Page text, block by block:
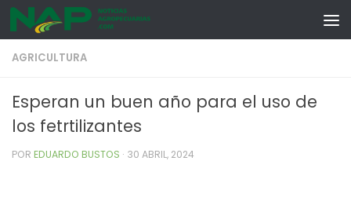
Skip to content
AGRICULTURA
Esperan un buen año para el uso de
los fetrtilizantes
POR EDUARDO BUSTOS · 30 ABRIL, 2024